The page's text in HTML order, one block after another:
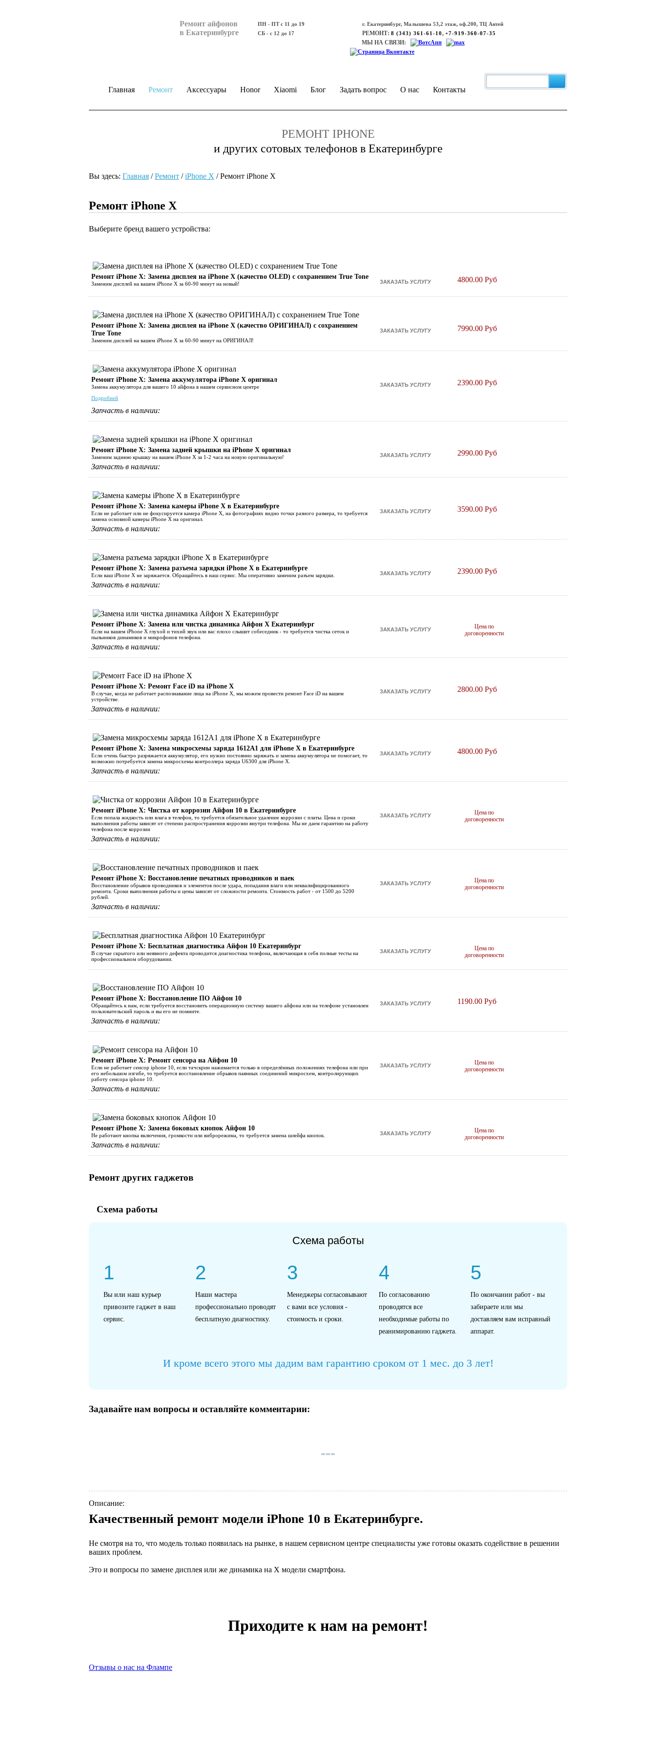
Ремонт айфонов
в Екатеринбурге
ПН - ПТ с 11 до 19
СБ - с 12 до 17
г. Екатеринбург, Малышева 53,2 этаж, оф.200, ТЦ Антей
РЕМОНТ: 8 (343) 361-61-10, +7-919-360-07-35
МЫ НА СВЯЗИ:
Главная Ремонт Аксессуары Honor Xiaomi Блог Задать вопрос О нас Контакты
РЕМОНТ IPHONE
и других сотовых телефонов в Екатеринбурге
Вы здесь: Главная /Ремонт /iPhone X /Ремонт iPhone Х
Ремонт iPhone Х
Выберите бренд вашего устройства:
4800.00 Руб
Ремонт iPhone Х: Замена дисплея на iPhone X (качество OLED) с сохранением True Tone
Заменим дисплей на вашем iPhone X за 60-90 минут на новый!
7990.00 Руб
Ремонт iPhone Х: Замена дисплея на iPhone X (качество ОРИГИНАЛ) с сохранением
True Tone
Заменим дисплей на вашем iPhone X за 60-90 минут на ОРИГИНАЛ!
2390.00 Руб
Ремонт iPhone Х: Замена аккумулятора iPhone X оригинал
Замена аккумулятора для вашего 10 айфона в нашем сервисном центре
Подробней
Запчасть в наличии:
2990.00 Руб
Ремонт iPhone Х: Замена задней крышки на iPhone X оригинал
Заменим заднюю крышку на вашем iPhone X за 1-2 часа на новую оригинальную!
Запчасть в наличии:
3590.00 Руб
Ремонт iPhone Х: Замена камеры iPhone X в Екатеринбурге
Если не работает или не фокусируется камера iPhone X, на фотографиях видно точки разного размера, то требуется
замена основной камеры iPhone X на оригинал.
Запчасть в наличии:
2390.00 Руб
Ремонт iPhone Х: Замена разъема зарядки iPhone X в Екатеринбурге
Если ваш iPhone X не заряжается. Обращайтесь в наш сервис. Мы оперативно заменим разъем зарядки.
Запчасть в наличии:
Цена по
договоренности
Ремонт iPhone Х: Замена или чистка динамика Айфон Х Екатеринбург
Если на вашем iPhone X глухой и тихий звук или вас плохо слышит собеседник - то требуется чистка сеток и
пыльников динамиков и микрофонов телефона.
Запчасть в наличии:
2800.00 Руб
Ремонт iPhone Х: Ремонт Face iD на iPhone X
В случае, когда не работает распознавание лица на iPhone X, мы можем провести ремонт Face iD на вашем
устройстве.
Запчасть в наличии:
4800.00 Руб
Ремонт iPhone Х: Замена микросхемы заряда 1612A1 для iPhone X в Екатеринбурге
Если очень быстро разряжается аккумулятор, его нужно постоянно заряжать и замена аккумулятора не помогает, то
возможно потребуется замена микросхемы контроллера заряда U6300 для iPhone X.
Запчасть в наличии:
Цена по
договоренности
Ремонт iPhone Х: Чистка от коррозии Айфон 10 в Екатеринбурге
Если попала жидкость или влага в телефон, то требуется обязательное удаление коррозии с платы. Цена и сроки
выполнения работы зависят от степени распространения коррозии внутри телефона. Мы не даем гарантию на работу
телефона после коррозии
Запчасть в наличии:
Цена по
договоренности
Ремонт iPhone Х: Восстановление печатных проводников и паек
Восстановление обрывов проводников и элементов после удара, попадания влаги или неквалифицированного
ремонта. Сроки выполнения работы и цены зависят от сложности ремонта. Стоимость работ - от 1500 до 5200
рублей.
Запчасть в наличии:
Цена по
договоренности
Ремонт iPhone Х: Бесплатная диагностика Айфон 10 Екатеринбург
В случае скрытого или неявного дефекта проводится диагностика телефона, включающая в себя полные тесты на
профессиональном оборудовании.
1190.00 Руб
Ремонт iPhone Х: Восстановление ПО Айфон 10
Обращайтесь к нам, если требуется восстановить операционную систему вашего айфона или на телефоне установлен
пользовательский пароль и вы его не помните.
Запчасть в наличии:
Цена по
договоренности
Ремонт iPhone Х: Ремонт сенсора на Айфон 10
Если не работает сенсор iphone 10, если тачскрин нажимается только в определённых положениях телефона или при
его небольшом изгибе, то требуется восстановление обрывов паянных соединений микросхем, контролирующих
работу сенсора iphone 10.
Запчасть в наличии:
Цена по
договоренности
Ремонт iPhone Х: Замена боковых кнопок Айфон 10
Не работают кнопка включения, громкости или виброрежима, то требуется замена шлейфа кнопок.
Запчасть в наличии:
Ремонт других гаджетов
Схема работы
Схема работы
1
Вы или наш курьер
привозите гаджет в наш
сервис.
2
Наши мастера
профессионально проводят
бесплатную диагностику.
3
Менеджеры согласовывают
с вами все условия -
стоимость и сроки.
4
По согласованию
проводятся все
необходимые работы по
реанимированию гаджета.
5
По окончании работ - вы
забираете или мы
доставляем вам исправный
аппарат.
И кроме всего этого мы дадим вам гарантию сроком от 1 мес. до 3 лет!
Задавайте нам вопросы и оставляйте комментарии:
Описание:
Качественный ремонт модели iPhone 10 в Екатеринбурге.
Не смотря на то, что модель только появилась на рынке, в нашем сервисном центре специалисты уже готовы оказать содействие в решении
ваших проблем.
Это и вопросы по замене дисплея или же динамика на Х модели смартфона.
Приходите к нам на ремонт!
Отзывы о нас на Флампе